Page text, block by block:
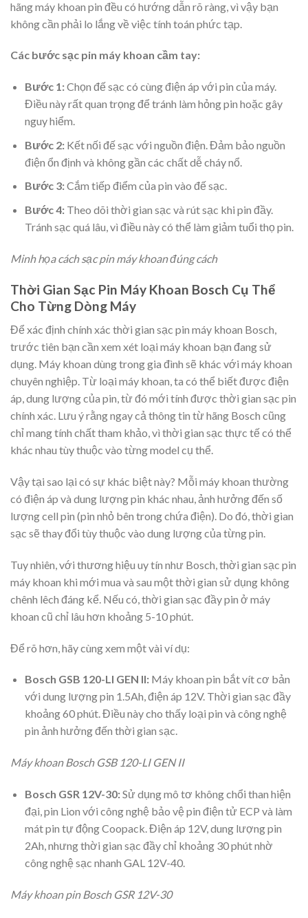
hãng máy khoan pin đều có hướng dẫn rõ ràng, vì vậy bạn
không cần phải lo lắng về việc tính toán phức tạp.
Các bước sạc pin máy khoan cầm tay:
Bước 1:Chọn đế sạc có cùng điện áp với pin của máy.
Điều này rất quan trọng để tránh làm hỏng pin hoặc gây
nguy hiểm.
Bước 2:Kết nối đế sạc với nguồn điện. Đảm bảo nguồn
điện ổn định và không gần các chất dễ cháy nổ.
Bước 3:Cắm tiếp điểm của pin vào đế sạc.
Bước 4:Theo dõi thời gian sạc và rút sạc khi pin đầy.
Tránh sạc quá lâu, vì điều này có thể làm giảm tuổi thọ pin.
Minh họa cách sạc pin máy khoan đúng cách
Thời Gian Sạc Pin Máy Khoan Bosch Cụ Thể
Cho Từng Dòng Máy
Để xác định chính xác thời gian sạc pin máy khoan Bosch,
trước tiên bạn cần xem xét loại máy khoan bạn đang sử
dụng. Máy khoan dùng trong gia đình sẽ khác với máy khoan
chuyên nghiệp. Từ loại máy khoan, ta có thể biết được điện
áp, dung lượng của pin, từ đó mới tính được thời gian sạc pin
chính xác. Lưu ý rằng ngay cả thông tin từ hãng Bosch cũng
chỉ mang tính chất tham khảo, vì thời gian sạc thực tế có thể
khác nhau tùy thuộc vào từng model cụ thể.
Vậy tại sao lại có sự khác biệt này? Mỗi máy khoan thường
có điện áp và dung lượng pin khác nhau, ảnh hưởng đến số
lượng cell pin (pin nhỏ bên trong chứa điện). Do đó, thời gian
sạc sẽ thay đổi tùy thuộc vào dung lượng của từng pin.
Tuy nhiên, với thương hiệu uy tín như Bosch, thời gian sạc pin
máy khoan khi mới mua và sau một thời gian sử dụng không
chênh lêch đáng kể. Nếu có, thời gian sạc đầy pin ở máy
khoan cũ chỉ lâu hơn khoảng 5-10 phút.
Để rõ hơn, hãy cùng xem một vài ví dụ:
Bosch GSB 120-LI GEN II:Máy khoan pin bắt vít cơ bản
với dung lượng pin 1.5Ah, điện áp 12V. Thời gian sạc đầy
khoảng 60 phút. Điều này cho thấy loại pin và công nghệ
pin ảnh hưởng đến thời gian sạc.
Máy khoan Bosch GSB 120-LI GEN II
Bosch GSR 12V-30:Sử dụng mô tơ không chổi than hiện
đại, pin Lion với công nghệ bảo vệ pin điện tử ECP và làm
mát pin tự động Coopack. Điện áp 12V, dung lượng pin
2Ah, nhưng thời gian sạc đầy chỉ khoảng 30 phút nhờ
công nghệ sạc nhanh GAL 12V-40.
Máy khoan pin Bosch GSR 12V-30